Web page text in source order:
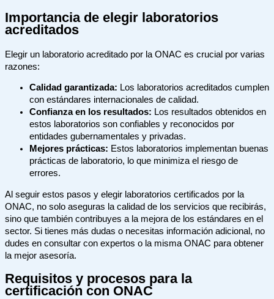
Importancia de elegir laboratorios
acreditados
Elegir un laboratorio acreditado por la ONAC es crucial por varias
razones:
Calidad garantizada: Los laboratorios acreditados cumplen
con estándares internacionales de calidad.
Confianza en los resultados: Los resultados obtenidos en
estos laboratorios son confiables y reconocidos por
entidades gubernamentales y privadas.
Mejores prácticas: Estos laboratorios implementan buenas
prácticas de laboratorio, lo que minimiza el riesgo de
errores.
Al seguir estos pasos y elegir laboratorios certificados por la
ONAC, no solo aseguras la calidad de los servicios que recibirás,
sino que también contribuyes a la mejora de los estándares en el
sector. Si tienes más dudas o necesitas información adicional, no
dudes en consultar con expertos o la misma ONAC para obtener
la mejor asesoría.
Requisitos y procesos para la
certificación con ONAC